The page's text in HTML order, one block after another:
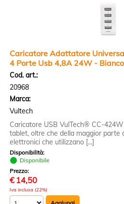
Caricatore Adattatore
4 Porte Usb 4,8A 24W - Bianco
Cod. art.:
20968
Marca:
Vultech
Caricatore USB VulTech® CC-
tablet, oltre che della maggior parte
elettronici che utilizzano [...]
Disponibilità:
Disponibile
Prezzo:
€ 14,50
Iva inclusa (22%)